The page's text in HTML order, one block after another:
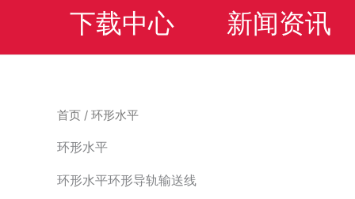
下载中心 新闻资讯
首页 / 环形水平
环形水平
环形水平环形导轨输送线